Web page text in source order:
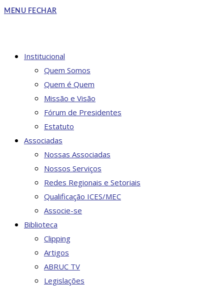
MENU FECHAR
Institucional
Quem Somos
Quem é Quem
Missão e Visão
Fórum de Presidentes
Estatuto
Associadas
Nossas Associadas
Nossos Serviços
Redes Regionais e Setoriais
Qualificação ICES/MEC
Associe-se
Biblioteca
Clipping
Artigos
ABRUC TV
Legislações